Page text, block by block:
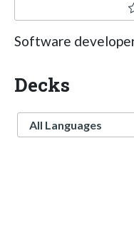
Software
Decks
Language